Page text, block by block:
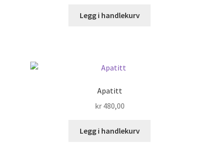
Legg i handlekurv
Apatitt
kr480,00
Legg i handlekurv